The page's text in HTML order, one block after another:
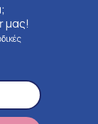
μας!